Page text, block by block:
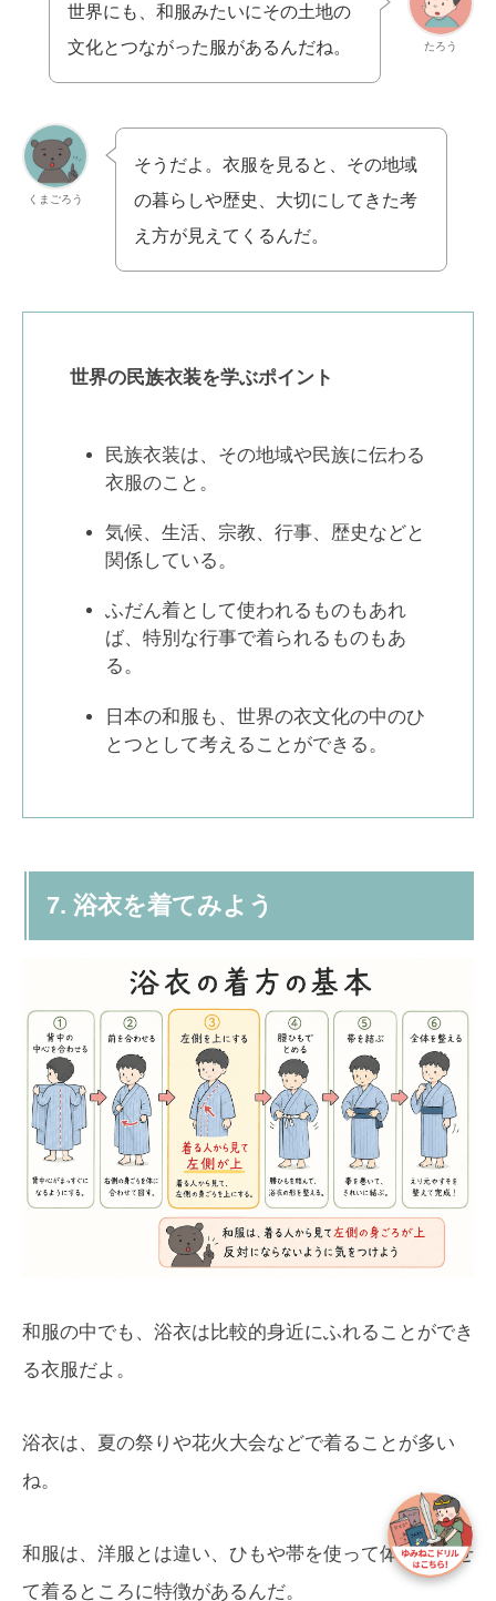
たろう
世界にも、和服みたいにその土地の
文化とつながった服があるんだね。
くまごろう
そうだよ。衣服を見ると、その地域
の暮らしや歴史、大切にしてきた考
え方が見えてくるんだ。
世界の民族衣装を学ぶポイント
民族衣装は、その地域や民族に伝わる
衣服のこと。
気候、生活、宗教、行事、歴史などと
関係している。
ふだん着として使われるものもあれ
ば、特別な行事で着られるものもあ
る。
日本の和服も、世界の衣文化の中のひ
とつとして考えることができる。
7. 浴衣を着てみよう
和服の中でも、浴衣は比較的身近にふれることができ
る衣服だよ。
浴衣は、夏の祭りや花火大会などで着ることが多い
ね。
和服は、洋服とは違い、ひもや帯を使って体に合わせ
て着るところに特徴があるんだ。